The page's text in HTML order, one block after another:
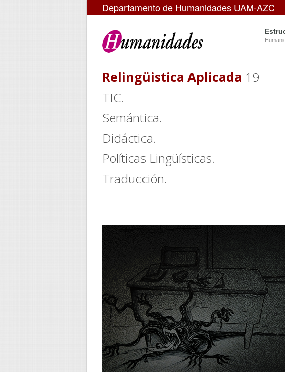
Departamento de Humanidades UAM-AZC
Relingüistica Aplicada 19
TIC.
Semántica.
Didáctica.
Políticas Lingüísticas.
Traducción.